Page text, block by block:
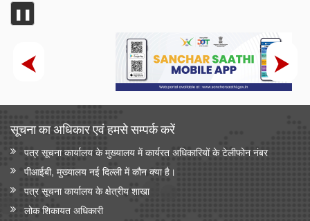
❚❚
सूचना का अधिकार एवं हमसे सम्‍पर्क करें
पत्र सूचना कार्यालय के मुख्यालय में कार्यरत अधिकारियों के टेलीफोन नंबर
पीआईबी, मुख्यालय नई दिल्ली में कौन क्या है।
पत्र सूचना कार्यालय के क्षेत्रीय शाखा
लोक शिकायत अधिकारी